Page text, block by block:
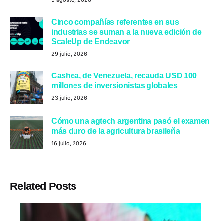
Cinco compañías referentes en sus
industrias se suman a la nueva edición de
ScaleUp de Endeavor
29 julio, 2026
Cashea, de Venezuela, recauda USD 100
millones de inversionistas globales
23 julio, 2026
Cómo una agtech argentina pasó el examen
más duro de la agricultura brasileña
16 julio, 2026
Related Posts